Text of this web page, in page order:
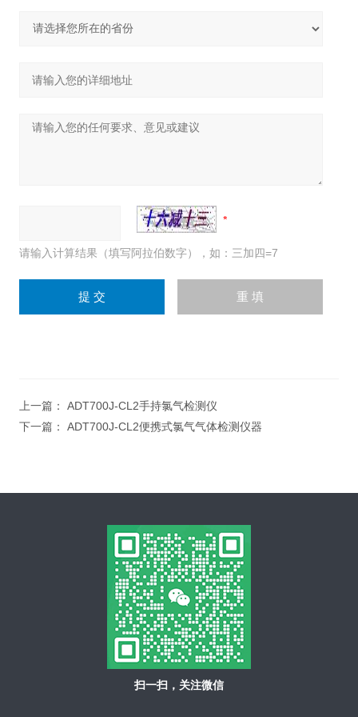
请输入计算结果（填写阿拉伯数字），如：三加四=7
上一篇： ADT700J-CL2手持氯气检测仪
下一篇： ADT700J-CL2便携式氯气气体检测仪器
扫一扫，关注微信